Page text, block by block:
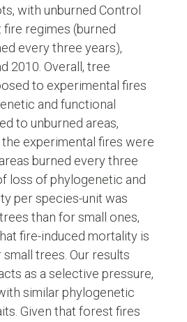
with unburned Control
regimes (burned
every three years),
2010. Overall, tree
to experimental fires
and functional
to unburned areas,
experimental fires were
burned every three
loss of phylogenetic and
per species-unit was
than for small ones,
fire-induced mortality is
trees. Our results
as a selective pressure,
similar phylogenetic
Given that forest fires